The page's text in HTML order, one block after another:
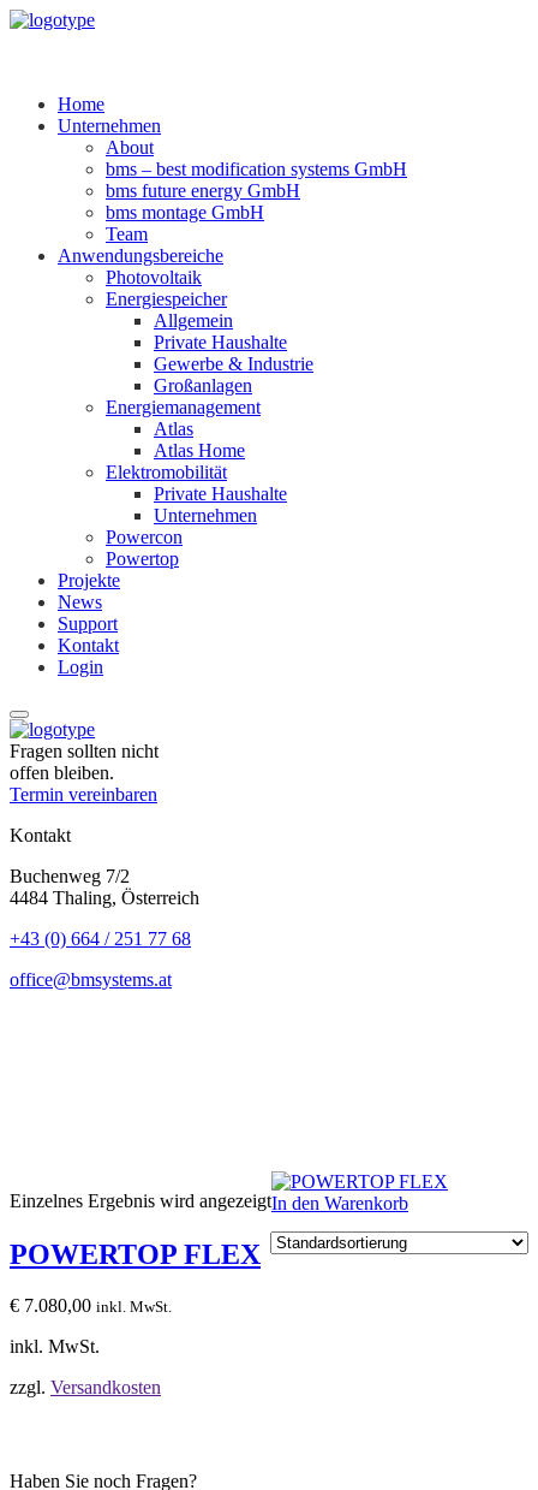
Home
Unternehmen
About
bms – best modification systems GmbH
bms future energy GmbH
bms montage GmbH
Team
Anwendungsbereiche
Photovoltaik
Energiespeicher
Allgemein
Private Haushalte
Gewerbe & Industrie
Großanlagen
Energiemanagement
Atlas
Atlas Home
Elektromobilität
Private Haushalte
Unternehmen
Powercon
Powertop
Projekte
News
Support
Kontakt
Login
Fragen sollten nicht
offen bleiben.
Termin vereinbaren
Kontakt
Buchenweg 7/2
4484 Thaling, Österreich
+43 (0) 664 / 251 77 68
office@bmsystems.at
Einzelnes Ergebnis wird angezeigtIn den Warenkorb
POWERTOP FLEX
€ 7.080,00 inkl. MwSt.
inkl. MwSt.
zzgl. Versandkosten
Haben Sie noch Fragen?